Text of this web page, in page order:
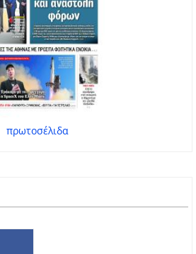
πρωτοσέλιδα